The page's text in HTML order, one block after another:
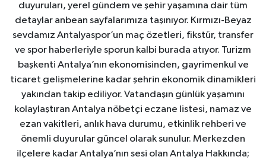
duyuruları, yerel gündem ve şehir yaşamına dair tüm
detaylar anbean sayfalarımıza taşınıyor. Kırmızı-Beyaz
sevdamız Antalyaspor’un maç özetleri, fikstür, transfer
ve spor haberleriyle sporun kalbi burada atıyor. Turizm
başkenti Antalya’nın ekonomisinden, gayrimenkul ve
ticaret gelişmelerine kadar şehrin ekonomik dinamikleri
yakından takip ediliyor. Vatandaşın günlük yaşamını
kolaylaştıran Antalya nöbetçi eczane listesi, namaz ve
ezan vakitleri, anlık hava durumu, etkinlik rehberi ve
önemli duyurular güncel olarak sunulur. Merkezden
ilçelere kadar Antalya’nın sesi olan Antalya Hakkında;